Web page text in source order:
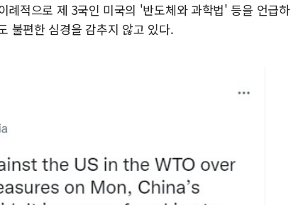
례적으로 제 3국인 미국의 '반도체와 과학법' 등을 언급하
불편한 심경을 감추지 않고 있다.